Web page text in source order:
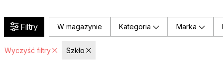
Filtry W magazynie Kategoria Marka
Wyczyść filtry Szkło